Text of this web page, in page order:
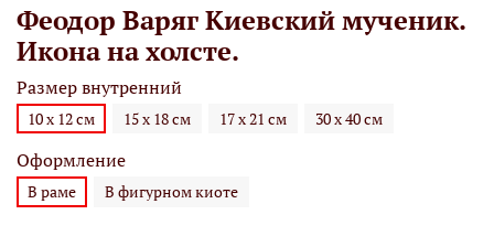
Феодор Варяг Киевский мученик.
Икона на холсте.
Размер внутренний
10 х 12 см 15 х 18 см 17 х 21 см 30 х 40 см
Оформление
В раме В фигурном киоте